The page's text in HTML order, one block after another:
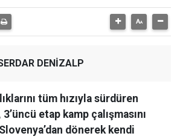
DENİZALP
tüm hızıyla sürdüren
etap kamp çalışmasını
dönerek kendi